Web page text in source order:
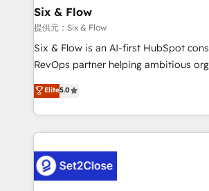
días.
integrations 🤖 AI workflows &
enablement & company-wide adoption We
HubSpot environments that teams
confidence and that leadership can
Six & Flow
提供元：Six & Flow
Six & Flow is an AI-first HubSpot
RevOps partner helping ambitious
grow with clarity, confidence, and
Operating across the UK, Netherlands,
Canada, we’ve delivered thousands
HubSpot projects for mid-market
combine HubSpot, data, and AI to
go-to-market systems that align
Elite5.0